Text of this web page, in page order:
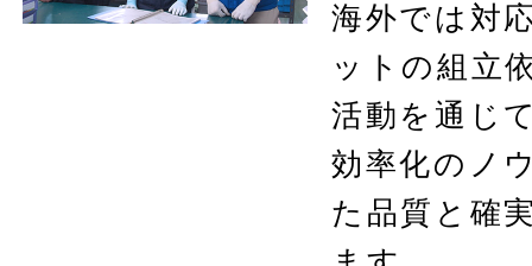
海外では対
ットの組立
活動を通じ
効率化のノ
た品質と確